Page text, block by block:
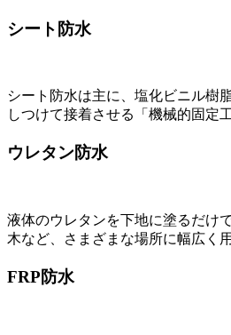
シート防水
シート防水は主に、塩化ビニル樹
しつけて接着させる「機械的固定
ウレタン防水
液体のウレタンを下地に塗るだけ
木など、さまざまな場所に幅広く
FRP防水